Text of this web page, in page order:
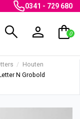
0341 - 729 680
search person shopping_bag
0
Houten
N Grobold